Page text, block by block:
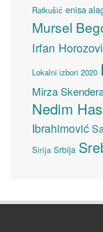
Ratkušić enisa
Mursel
Irfan
Lokalni izbori 2020
Mirza
Nedim
Ibrahimović
Sirija Srbija